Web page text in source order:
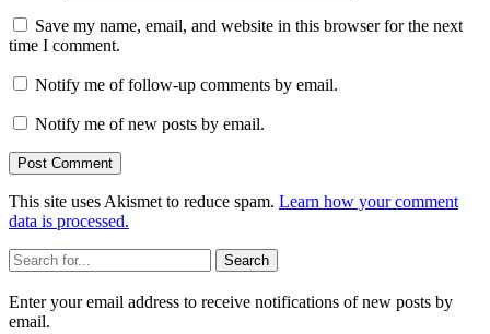
Save my name, email, and website in this browser for the next
time I comment.
Notify me of follow-up comments by email.
Notify me of new posts by email.
This site uses Akismet to reduce spam. Learn how your comment
data is processed.
Sidebar
Search
Enter your email address to receive notifications of new posts by
email.